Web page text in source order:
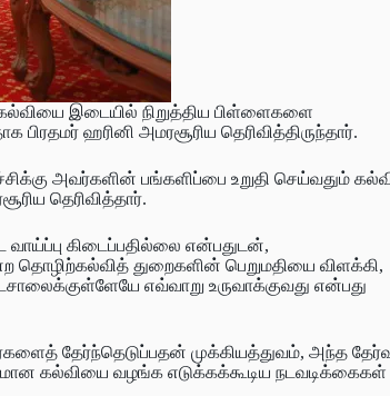
இடையில் நிறுத்திய பிள்ளைகளை
ஹரினி அமரசூரிய தெரிவித்திருந்தார்.
அவர்களின் பங்களிப்பை உறுதி செய்வதும்
தெரிவித்தார்.
வாய்ப்பு கிடைப்பதில்லை என்பதுடன்,
தொழிற்கல்வித் துறைகளின் பெறுமதியை விளக்கி,
எவ்வாறு உருவாக்குவது என்பது
தேர்ந்தெடுப்பதன் முக்கியத்துவம், அந்த
கல்வியை வழங்க எடுக்கக்கூடிய நடவடிக்கைகள்